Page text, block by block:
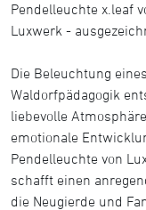
Pendelleuchte x.leaf
Luxwerk -
Die Beleuchtung
Waldorfpädagogik
liebevolle
emotionale
Pendelleuchte von
schafft einen
die Neugierde und